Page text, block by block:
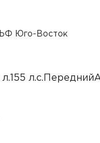
Юго-Восток
л. 155 л.с. Передний